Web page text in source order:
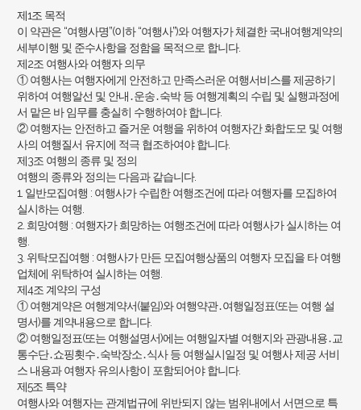
제1조 목적
이 약관은 “여행사명”(이하 “여행사”)와 여행자가 체결한 국내여행계약의
세부이행 및 준수사항을 정함을 목적으로 합니다.
제2조 여행사와 여행자 의무
① 여행사는 여행자에게 안전하고 만족스러운 여행서비스를 제공하기
위하여 여행알선 및 안내․운송․숙박 등 여행계획의 수립 및 실행과정에
서 맡은 바 임무를 충실히 수행하여야 합니다.
② 여행자는 안전하고 즐거운 여행을 위하여 여행자간 화합도모 및 여행
사의 여행질서 유지에 적극 협조하여야 합니다.
제3조 여행의 종류 및 정의
여행의 종류와 정의는 다음과 같습니다.
1. 일반모집여행 : 여행사가 수립한 여행조건에 따라 여행자를 모집하여
실시하는 여행.
2. 희망여행 : 여행자가 희망하는 여행조건에 따라 여행사가 실시하는 여
행.
3. 위탁모집여행 : 여행사가 만든 모집여행상품의 여행자 모집을 타 여행
업체에 위탁하여 실시하는 여행.
제4조 계약의 구성
① 여행계약은 여행계약서(붙임)와 여행약관․여행일정표(또는 여행 설
명서)를 계약내용으로 합니다.
② 여행일정표(또는 여행설명서)에는 여행일자별 여행지와 관광내용․교
통수단․쇼핑횟수․숙박장소․식사 등 여행실시일정 및 여행사 제공 서비
스 내용과 여행자 유의사항이 포함되어야 합니다.
제5조 특약
여행사와 여행자는 관계법규에 위반되지 않는 범위내에서 서면으로 특